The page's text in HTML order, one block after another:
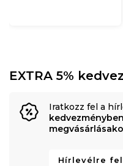
EXTRA 5%
Iratkozz fel a
Hírlevélre